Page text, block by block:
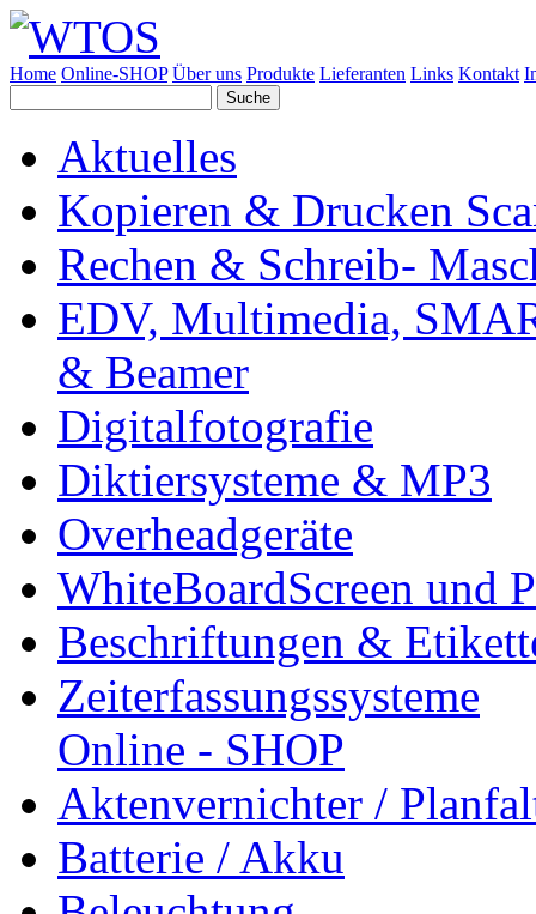
Home Online-SHOP Über uns Produkte Lieferanten Links Kontakt
Aktuelles
Kopieren & Drucken
Rechen & Schreib-
EDV, Multimedia,
& Beamer
Digitalfotografie
Diktiersysteme & MP3
Overheadgeräte
WhiteBoardScreen und
Beschriftungen &
Zeiterfassungssysteme
Online - SHOP
Aktenvernichter /
Batterie / Akku